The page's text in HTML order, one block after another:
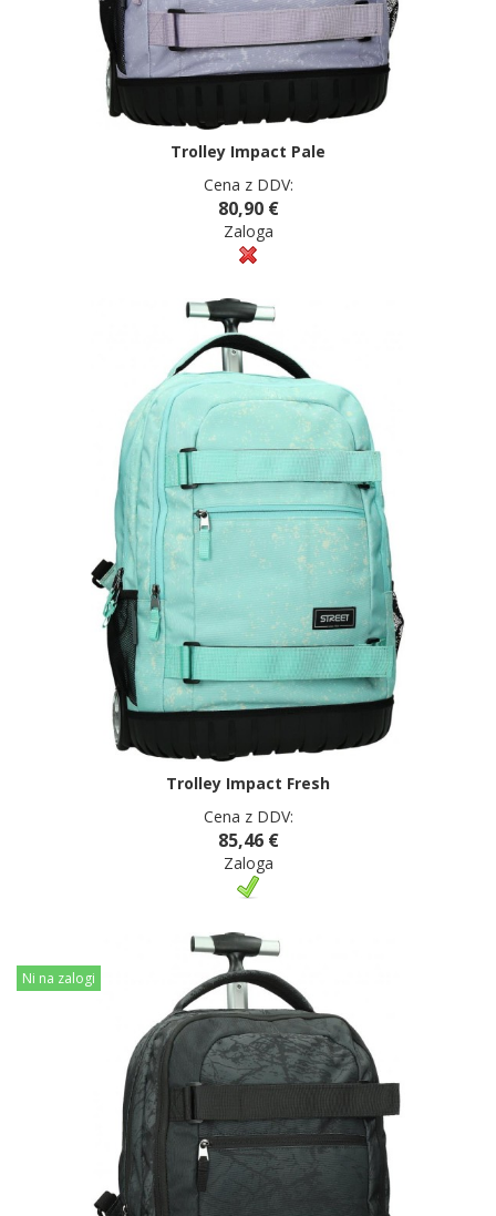
Trolley Impact Pale
Cena z DDV:
80,90 €
Zaloga
Trolley Impact Fresh
Cena z DDV:
85,46 €
Zaloga
Ni na zalogi